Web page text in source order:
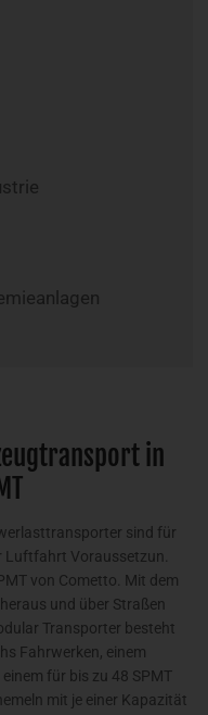
in
sind für
Luftfahrt Voraussetzun.
von Cometto. Mit dem
und über Straßen
Transporter besteht
Fahrwerken, einem
für bis zu 48 SPMT
mit je einer Kapazität